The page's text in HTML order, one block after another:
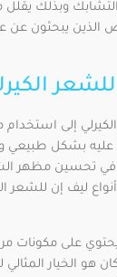
وبذلك يقلل
الذين يبحثون عن
إلى
بشكل طبيعي
تحسين مظهر
ليف إن للشعر
على مكونات
هو الخيار